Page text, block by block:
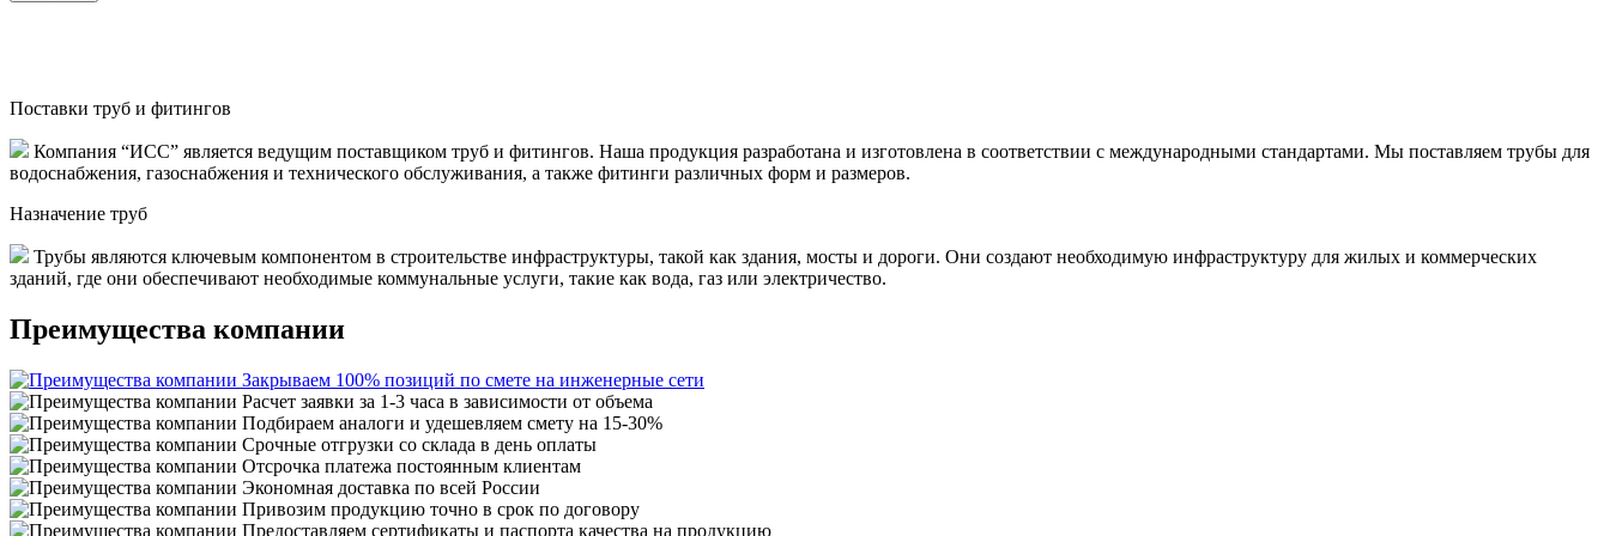
Поставки труб и фитингов
Компания “ИСС” является ведущим поставщиком труб и фитингов. Наша продукция разработана и изготовлена в соответствии с международными стандартами. Мы поставляем трубы для
водоснабжения, газоснабжения и технического обслуживания, а также фитинги различных форм и размеров.
Назначение труб
Трубы являются ключевым компонентом в строительстве инфраструктуры, такой как здания, мосты и дороги. Они создают необходимую инфраструктуру для жилых и коммерческих
зданий, где они обеспечивают необходимые коммунальные услуги, такие как вода, газ или электричество.
Преимущества компании
Закрываем 100% позиций по смете на инженерные сети
Расчет заявки за 1-3 часа в зависимости от объема
Подбираем аналоги и удешевляем смету на 15-30%
Срочные отгрузки со склада в день оплаты
Отсрочка платежа постоянным клиентам
Экономная доставка по всей России
Привозим продукцию точно в срок по договору
Предоставляем сертификаты и паспорта качества на продукцию